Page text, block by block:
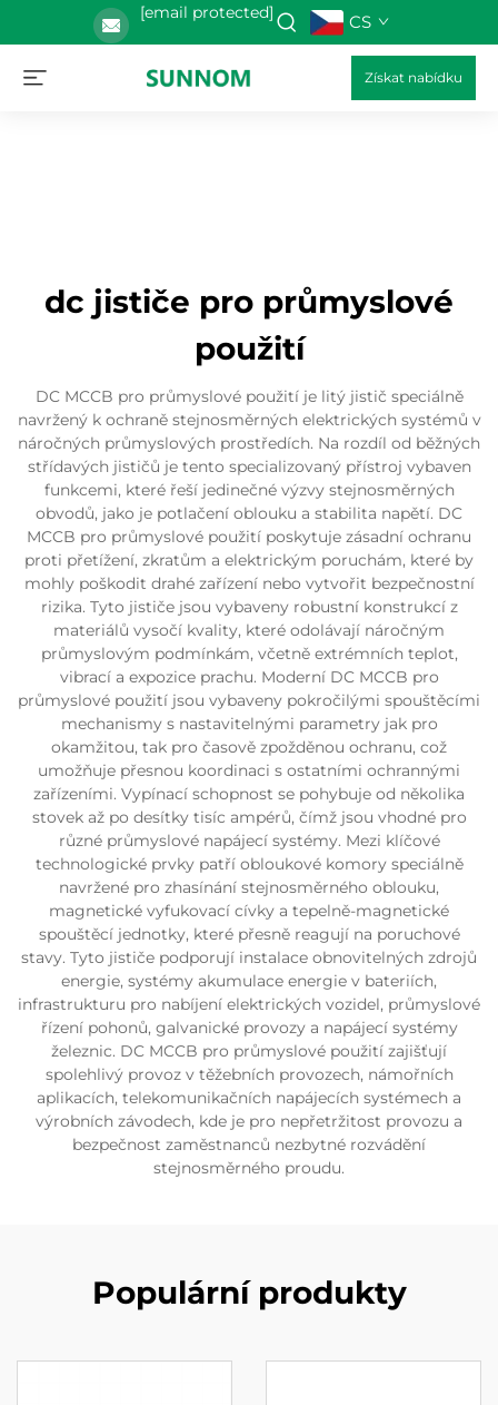
[email protected] CS
Získat nabídku
dc jističe pro průmyslové
použití
DC MCCB pro průmyslové použití je litý jistič speciálně
navržený k ochraně stejnosměrných elektrických systémů v
náročných průmyslových prostředích. Na rozdíl od běžných
střídavých jističů je tento specializovaný přístroj vybaven
funkcemi, které řeší jedinečné výzvy stejnosměrných
obvodů, jako je potlačení oblouku a stabilita napětí. DC
MCCB pro průmyslové použití poskytuje zásadní ochranu
proti přetížení, zkratům a elektrickým poruchám, které by
mohly poškodit drahé zařízení nebo vytvořit bezpečnostní
rizika. Tyto jističe jsou vybaveny robustní konstrukcí z
materiálů vysočí kvality, které odolávají náročným
průmyslovým podmínkám, včetně extrémních teplot,
vibrací a expozice prachu. Moderní DC MCCB pro
průmyslové použití jsou vybaveny pokročilými spouštěcími
mechanismy s nastavitelnými parametry jak pro
okamžitou, tak pro časově zpožděnou ochranu, což
umožňuje přesnou koordinaci s ostatními ochrannými
zařízeními. Vypínací schopnost se pohybuje od několika
stovek až po desítky tisíc ampérů, čímž jsou vhodné pro
různé průmyslové napájecí systémy. Mezi klíčové
technologické prvky patří obloukové komory speciálně
navržené pro zhasínání stejnosměrného oblouku,
magnetické vyfukovací cívky a tepelně-magnetické
spouštěcí jednotky, které přesně reagují na poruchové
stavy. Tyto jističe podporují instalace obnovitelných zdrojů
energie, systémy akumulace energie v bateriích,
infrastrukturu pro nabíjení elektrických vozidel, průmyslové
řízení pohonů, galvanické provozy a napájecí systémy
železnic. DC MCCB pro průmyslové použití zajišťují
spolehlivý provoz v těžebních provozech, námořních
aplikacích, telekomunikačních napájecích systémech a
výrobních závodech, kde je pro nepřetržitost provozu a
bezpečnost zaměstnanců nezbytné rozvádění
stejnosměrného proudu.
Populární produkty